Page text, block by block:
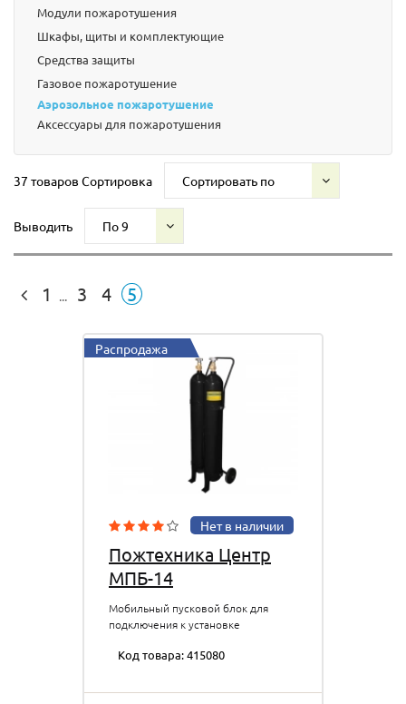
Модули пожаротушения
Шкафы, щиты и комплектующие
Средства защиты
Газовое пожаротушение
Аэрозольное пожаротушение
Аксессуары для пожаротушения
37 товаров Сортировка Сортировать по
Выводить По 9
1 ... 3 4 5
Распродажа
Нет в наличии
Пожтехника Центр
МПБ-14
Мобильный пусковой блок для
подключения к установке
пневморукавом 2.5 м; 2 баллона с
300х3801000 мм, 47 кг.
Код товара: 415080